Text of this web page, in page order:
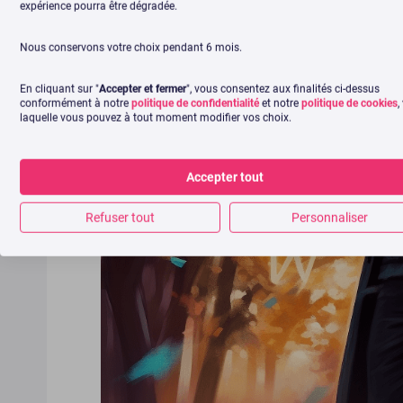
expérience pourra être dégradée.
Nous conservons votre choix pendant 6 mois.
En cliquant sur "Accepter et fermer", vous consentez aux finalités ci-dessus
conformément à notre politique de confidentialitéet notre politique de cookies,
laquelle vous pouvez à tout moment modifier vos choix.
Accepter tout
Refuser tout Personnaliser